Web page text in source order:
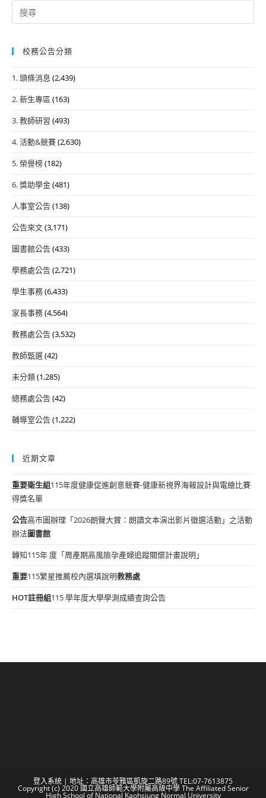
Search
for:
校務公告分類
1. 頭條消息 (2,439)
2. 新生專區 (163)
3. 教師研習 (493)
4. 活動&競賽(2,630)
5. 榮譽榜(182)
6. 獎助學金(481)
人事室公告(138)
公告來文(3,171)
圖書館公告(433)
學務處公告(2,721)
學生事務(6,433)
家長事務(4,564)
教務處公告(3,532)
教師甄選(42)
未分類(1,285)
總務處公告(42)
輔導室公告(1,222)
近期文章
重要衛生組115年度健康促進創意競賽-健康新視界海報設計與電繪比賽
得獎名單
公告高市圖辦理「2026朗聲大賞：朗讀文本演出影片徵選活動」之活動
辦法圖書館
轉知115年 度「周產期高風險孕產婦追蹤關懷計畫說明」
重要115繁星推薦校內選填說明教務處
HOT註冊組115 學年度大學學測成績查詢公告
登入系統 | 地址：高雄市苓雅區凱旋二路89號 TEL:07-7613875
Copyright (c) 2020 國立高雄師範大學附屬高級中學 The Affiliated Senior
High School of National Kaohsiung Normal University